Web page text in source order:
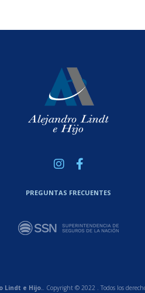
PREGUNTAS FRECUENTES
Lindt e Hijo.. Copyright © 2022 . Todos los